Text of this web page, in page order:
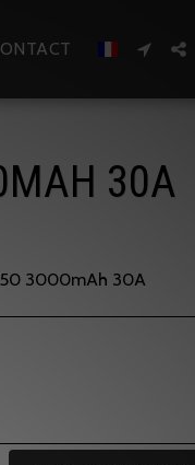
30A
3000mAh 30A